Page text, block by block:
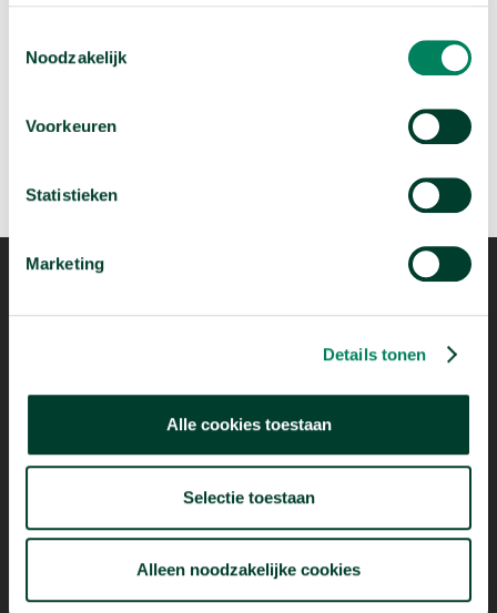
Noodzakelijk
Voorkeuren
Statistieken
Marketing
Details tonen
Alle cookies toestaan
Selectie toestaan
Alleen noodzakelijke cookies
Bekijk deze video arrow_forward
Mogelijk dankzij